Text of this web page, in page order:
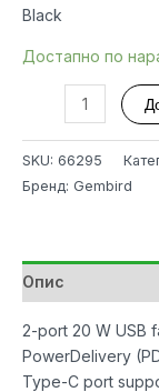
Black
Достапно по
Power
Charger
Apple
Phone
Gembird
20W
Black
количина
SKU: 66295
Бренд: Gembird
Опис
2-port 20 W USB
PowerDelivery
Type-C port